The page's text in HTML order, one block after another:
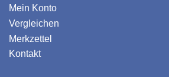
Mein Konto
Vergleichen
Merkzettel
Kontakt